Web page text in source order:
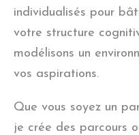
individualisés pour
votre structure
modélisons un
vos aspirations.
Que vous soyez un
je crée des parcours